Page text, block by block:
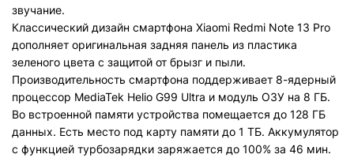
звучание.
Классический дизайн смартфона Xiaomi Redmi Note 13 Pro
дополняет оригинальная задняя панель из пластика
зеленого цвета с защитой от брызг и пыли.
Производительность смартфона поддерживает 8-ядерный
процессор MediaTek Helio G99 Ultra и модуль ОЗУ на 8 ГБ.
Во встроенной памяти устройства помещается до 128 ГБ
данных. Есть место под карту памяти до 1 ТБ. Аккумулятор
с функцией турбозарядки заряжается до 100% за 46 мин.